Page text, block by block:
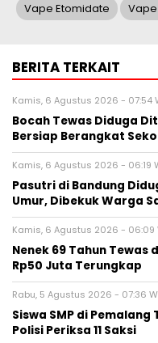
Vape Etomidate
BERITA TERKAIT
Kamis, 6 Agustus 2026 - 07:54
Bocah Tewas Diduga
Bersiap Berangkat
Kamis, 6 Agustus 2026 - 06:19
Pasutri di Bandung
Umur, Dibekuk Warga
Kamis, 6 Agustus 2026 - 06:09
Nenek 69 Tahun Tewas
Rp50 Juta Terungkap
Rabu, 5 Agustus 2026 - 07:36
Siswa SMP di
Polisi Periksa 11 Saksi